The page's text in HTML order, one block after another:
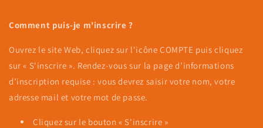
Comment puis-je m'inscrire ?
Ouvrez le site Web, cliquez sur l'icône COMPTE puis cliquez
sur « S'inscrire ». Rendez-vous sur la page d’informations
d’inscription requise : vous devrez saisir votre nom, votre
adresse mail et votre mot de passe.
Cliquez sur le bouton « S'inscrire »